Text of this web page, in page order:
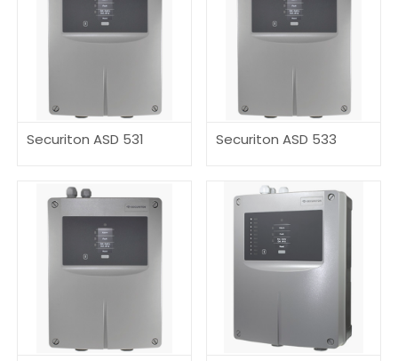
Securiton ASD 531 Securiton ASD 533